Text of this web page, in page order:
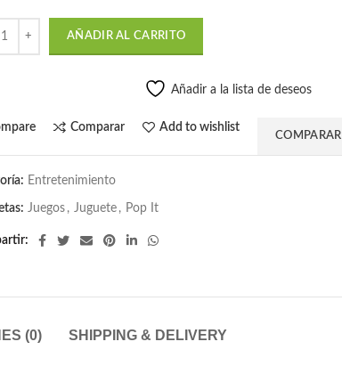
S/90.00.S/34.99.
AÑADIR AL CARRITO
Añadir a la lista de deseos
Comparar Add to wishlist
COMPARAR
Entretenimiento
Juegos , Juguete , Pop It
(0) SHIPPING & DELIVERY